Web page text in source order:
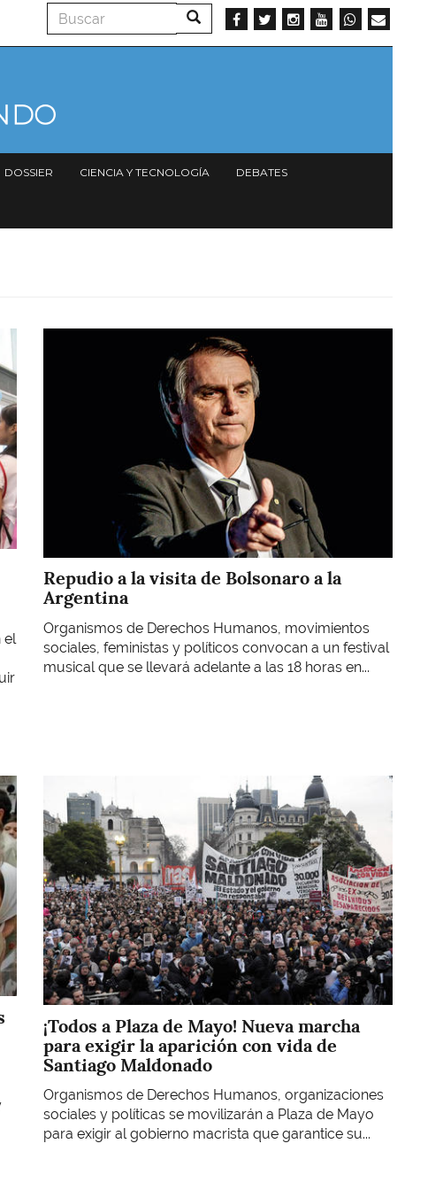
Buscar Buscar
DOSSIER CIENCIA Y TECNOLOGÍA DEBATES
el
Repudio a la visita de Bolsonaro a la
Argentina
Organismos de Derechos Humanos, movimientos
sociales, feministas y políticos convocan a un festival
musical que se llevará adelante a las 18 horas en...
¡Todos a Plaza de Mayo! Nueva marcha
para exigir la aparición con vida de
Santiago Maldonado
Organismos de Derechos Humanos, organizaciones
sociales y políticas se movilizarán a Plaza de Mayo
para exigir al gobierno macrista que garantice su...